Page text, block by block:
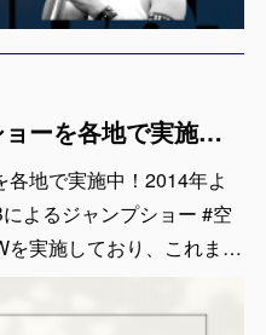
AIR TRICK SHOW のショーを各地で実施中！出張依頼受付中！
地で実施中！2014年よ
よるジャンプショー #空
を実施しており、これま…